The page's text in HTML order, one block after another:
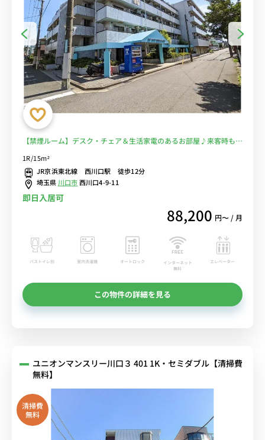
【禁煙ルーム】デスク・チェア＆生活家電のあるお部屋♪来客時も安
アやドン・キホーテがあり買い物に便利＆川口総合病院まで徒歩約8
分■選べるWi-Fi格安レンタル中！
1R/15m²
JR京浜東北線 西川口駅 徒歩12分
埼玉県 川口市西川口4-9-11
即日入居可
88,200 円〜 / 月
バストイレ別 室内洗濯機 オートロック
インターネット
無料
エレベーター
この物件の詳細を見る
ユニオンマンスリー川口３ 401 1K・セミダブル【清掃費
無料】
清掃費
無料